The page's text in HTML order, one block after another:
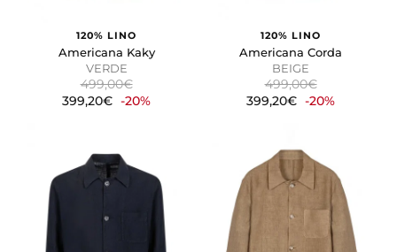
120% LINO
Americana Kaky
VERDE
499,00€
399,20€ -20%
120% LINO
Americana Corda
BEIGE
499,00€
399,20€ -20%